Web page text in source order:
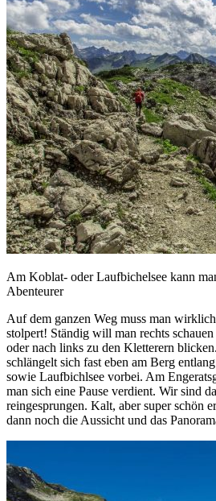
Am Koblat- oder Laufbichelsee kann
Abenteurer
Auf dem ganzen Weg muss man
stolpert! Ständig will man rechts
oder nach links zu den Kletterern
schlängelt sich fast eben am Berg
sowie Laufbichlsee vorbei. Am
man sich eine Pause verdient. Wir sind
reingesprungen. Kalt, aber super schön
dann noch die Aussicht und das